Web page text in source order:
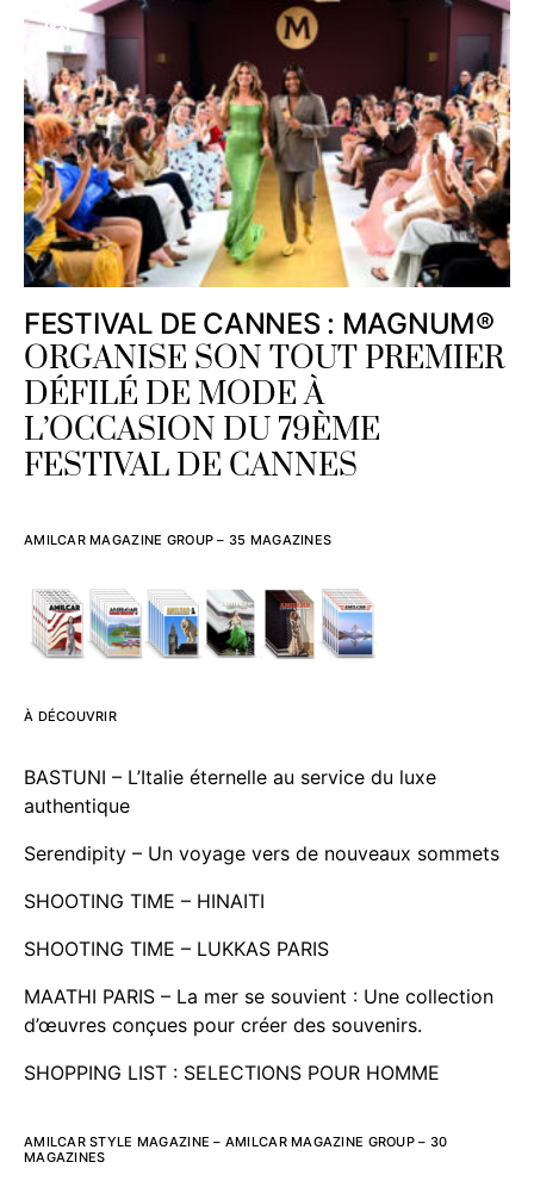
FESTIVAL DE CANNES : MAGNUM®
ORGANISE SON TOUT PREMIER
DÉFILÉ DE MODE À
L’OCCASION DU 79ÈME
FESTIVAL DE CANNES
AMILCAR MAGAZINE GROUP – 35 MAGAZINES
À DÉCOUVRIR
BASTUNI – L’Italie éternelle au service du luxe
authentique
Serendipity – Un voyage vers de nouveaux sommets
SHOOTING TIME – HINAITI
SHOOTING TIME – LUKKAS PARIS
MAATHI PARIS – La mer se souvient : Une collection
d’œuvres conçues pour créer des souvenirs.
SHOPPING LIST : SELECTIONS POUR HOMME
AMILCAR STYLE MAGAZINE – AMILCAR MAGAZINE GROUP – 30
MAGAZINES